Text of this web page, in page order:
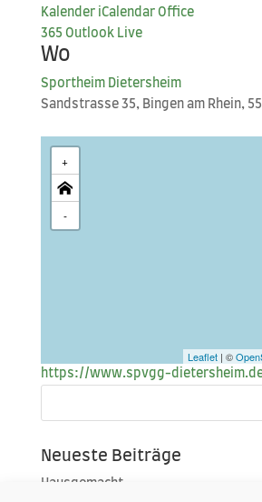
Kalender iCal­en­dar Office
365 Out­look Live
Wo
Sport­heim Dietersheim
Sand­stras­se 35, Bin­gen am Rhein,
+
-
Leaflet | ©
https://www.spvgg-
Neueste Beiträge
Hausgemacht